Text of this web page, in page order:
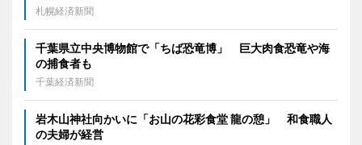
札幌経済新聞
千葉県立中央博物館で「ちば恐竜博」 巨大肉食恐竜や海
の捕食者も
千葉経済新聞
岩木山神社向かいに「お山の花彩食堂 龍の憩」 和食職人
の夫婦が経営